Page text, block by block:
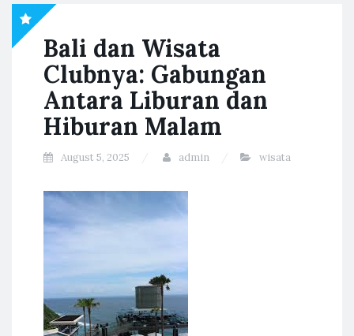
Bali dan Wisata
Clubnya: Gabungan
Antara Liburan dan
Hiburan Malam
August 5, 2025 admin wisata